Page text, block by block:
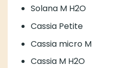
Solana M H2O
Cassia Petite
Cassia micro M
Cassia M H2O